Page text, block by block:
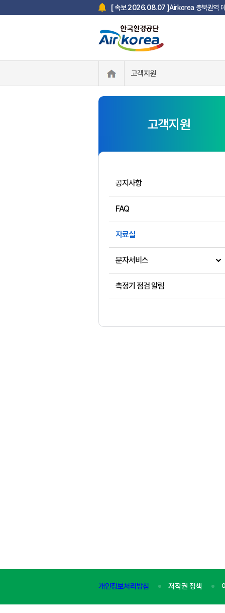
[ 속보 2026.08.07 ]Airkorea 충북권역
고객지원
고객지원
공지사항
FAQ
자료실
문자서비스
측정기 점검 알림
개인정보처리방침 저작권 정책